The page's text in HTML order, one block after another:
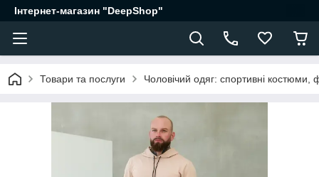
Інтернет-магазин "DeepShop"
Товари та послуги Чоловічий одяг: спортивні